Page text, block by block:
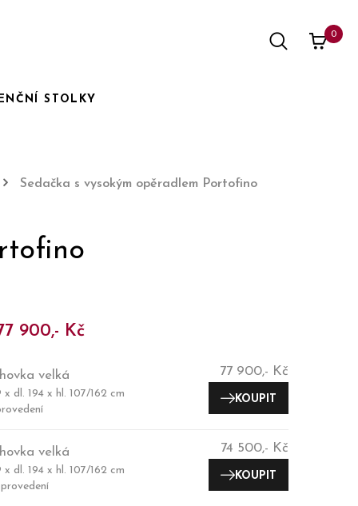
STOLKY
0
Sedačka s vysokým opěradlem Portofino
900,- Kč
velká
dl. 194 x hl. 107/162 cm
77 900,- Kč
KOUPIT
velká
dl. 194 x hl. 107/162 cm
74 500,- Kč
KOUPIT